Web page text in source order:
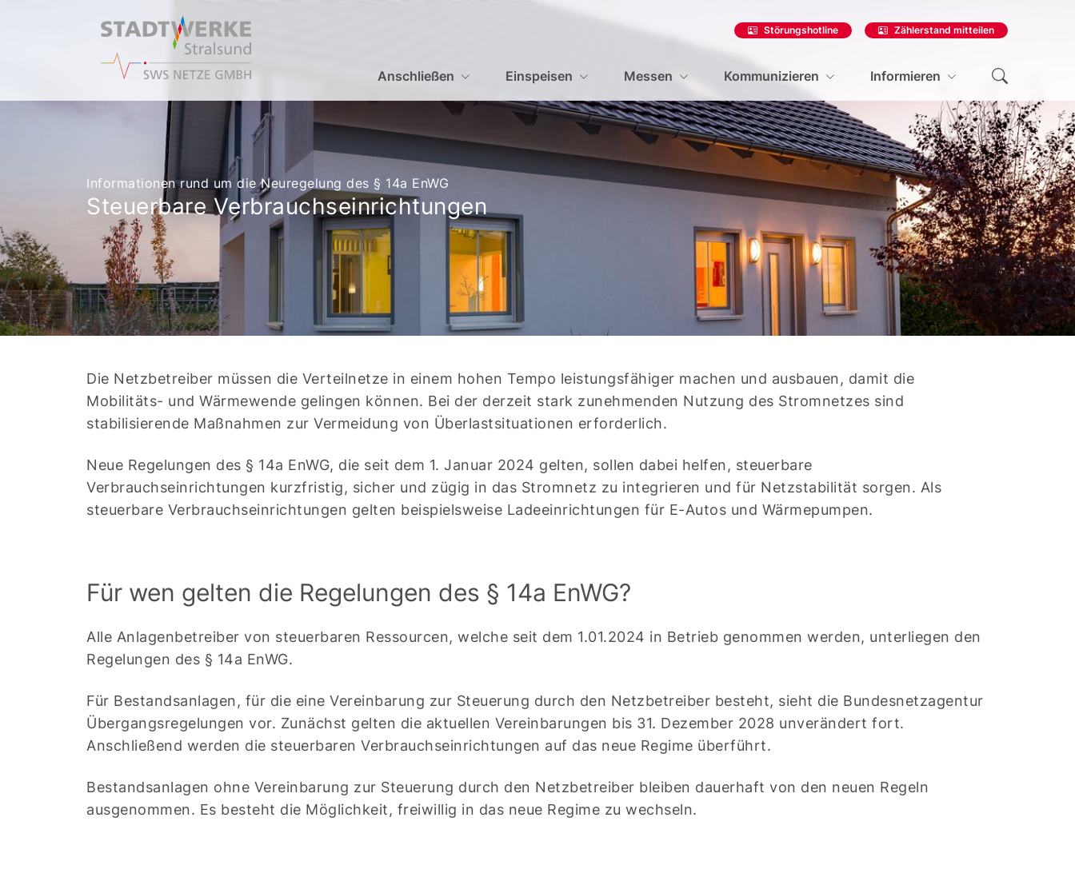
Störungshotline Zählerstand mitteilen
Anschließen Einspeisen Messen Kommunizieren Informieren
Informationen rund um die Neuregelung des § 14a EnWG
Steuerbare Verbrauchseinrichtungen
Die Netzbetreiber müssen die Verteilnetze in einem hohen Tempo leistungsfähiger machen und ausbauen, damit die
Mobilitäts- und Wärmewende gelingen können. Bei der derzeit stark zunehmenden Nutzung des Stromnetzes sind
stabilisierende Maßnahmen zur Vermeidung von Überlastsituationen erforderlich.
Neue Regelungen des § 14a EnWG, die seit dem 1. Januar 2024 gelten, sollen dabei helfen, steuerbare
Verbrauchseinrichtungen kurzfristig, sicher und zügig in das Stromnetz zu integrieren und für Netzstabilität sorgen. Als
steuerbare Verbrauchseinrichtungen gelten beispielsweise Ladeeinrichtungen für E-Autos und Wärmepumpen.
Für wen gelten die Regelungen des § 14a EnWG?
Alle Anlagenbetreiber von steuerbaren Ressourcen, welche seit dem 1.01.2024 in Betrieb genommen werden, unterliegen den
Regelungen des § 14a EnWG.
Für Bestandsanlagen, für die eine Vereinbarung zur Steuerung durch den Netzbetreiber besteht, sieht die Bundesnetzagentur
Übergangsregelungen vor. Zunächst gelten die aktuellen Vereinbarungen bis 31. Dezember 2028 unverändert fort.
Anschließend werden die steuerbaren Verbrauchseinrichtungen auf das neue Regime überführt.
Bestandsanlagen ohne Vereinbarung zur Steuerung durch den Netzbetreiber bleiben dauerhaft von den neuen Regeln
ausgenommen. Es besteht die Möglichkeit, freiwillig in das neue Regime zu wechseln.